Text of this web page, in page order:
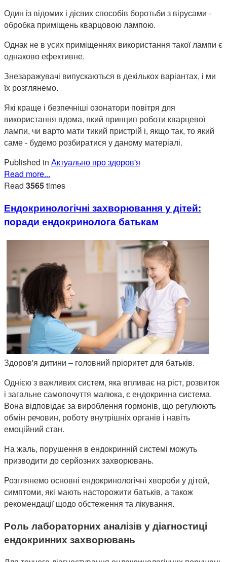
Один із відомих і дієвих способів боротьби з вірусами -
обробка приміщень кварцовою лампою.
Однак не в усих приміщеннях використання такої лампи є
однаково ефективне.
Знезаражувачі випускаються в декількох варіантах, і ми
їх розглянемо.
Які краще і безпечніші озонатори повітря для
використання вдома, який принцип роботи кварцевої
лампи, чи варто мати тикий пристрій і, якщо так, то який
саме - будемо розбиратися у даному матеріалі.
Published in Актуально про здоров'я
Read more...
Read 3565times
Ендокринологічні захворювання у дітей:
поради ендокринолога батькам
Здоров'я дитини – головний пріоритет для батьків.
Однією з важливих систем, яка впливає на ріст, розвиток
і загальне самопочуття малюка, є ендокринна система.
Вона відповідає за вироблення гормонів, що регулюють
обмін речовин, роботу внутрішніх органів і навіть
емоційний стан.
На жаль, порушення в ендокринній системі можуть
призводити до серйозних захворювань.
Розглянемо основні ендокринологічні хвороби у дітей,
симптоми, які мають насторожити батьків, а також
рекомендації щодо обстеження та лікування.
Роль лабораторних аналізів у діагностиці
ендокринних захворювань